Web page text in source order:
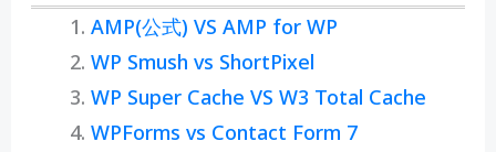
AMP(公式) VS AMP for WP
WP Smush vs ShortPixel
WP Super Cache VS W3 Total Cache
WPForms vs Contact Form 7